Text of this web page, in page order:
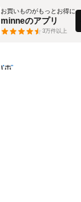
お買いものがもっとお得に
minneのアプリ
3万件以上